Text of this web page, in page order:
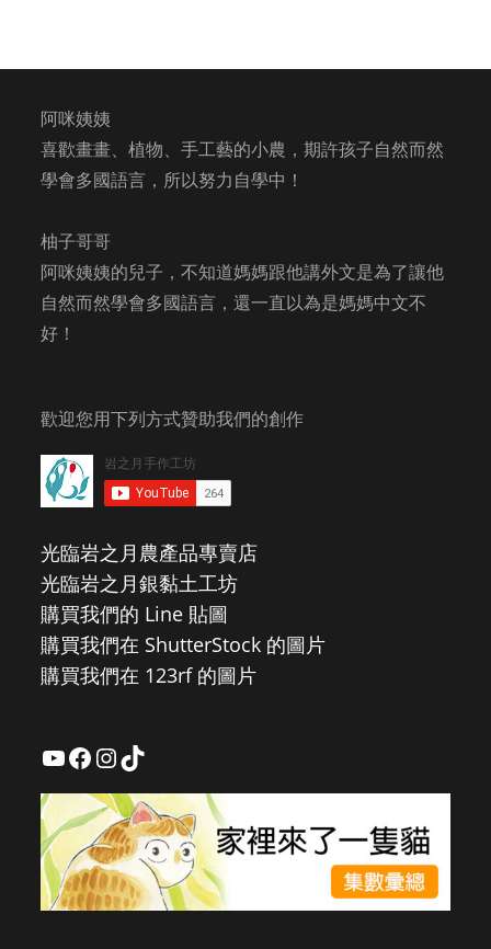
阿咪姨姨
喜歡畫畫、植物、手工藝的小農，期許孩子自然而然
學會多國語言，所以努力自學中！
柚子哥哥
阿咪姨姨的兒子，不知道媽媽跟他講外文是為了讓他
自然而然學會多國語言，還一直以為是媽媽中文不
好！
歡迎您用下列方式贊助我們的創作
光臨岩之月農產品專賣店
光臨岩之月銀黏土工坊
購買我們的 Line 貼圖
購買我們在 ShutterStock 的圖片
購買我們在 123rf 的圖片